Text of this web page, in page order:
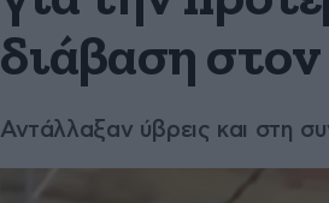
διάβαση
Αντάλλαξαν ύβρεις και στη